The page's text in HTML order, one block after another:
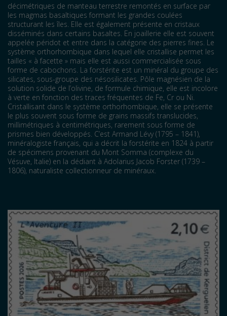
décimétriques de manteau terrestre remontés en surface par
les magmas basaltiques formant les grandes coulées
structurant les îles. Elle est également présente en cristaux
disséminés dans certains basaltes. En joaillerie elle est souvent
appelée péridot et entre dans la catégorie des pierres fines. Le
système orthorhombique dans lequel elle cristallise permet les
tailles « à facette » mais elle est aussi commercialisée sous
forme de cabochons. La forstérite est un minéral du groupe des
silicates, sous-groupe des nésosilicates. Pôle magnésien de la
solution solide de l’olivine, de formule chimique, elle est incolore
à verte en fonction des traces fréquentes de Fe, Cr ou Ni.
Cristallisant dans le système orthorhombique, elle se présente
le plus souvent sous forme de grains massifs translucides,
millimétriques à centimétriques, rarement sous forme de
prismes bien développés. C’est Armand Lévy (1795 – 1841),
minéralogiste français, qui a décrit la forstérite en 1824 à partir
de spécimens provenant du Mont Somma (complexe du
Vésuve, Italie) en la dédiant à Adolarius Jacob Forster (1739 –
1806), naturaliste collectionneur de minéraux.